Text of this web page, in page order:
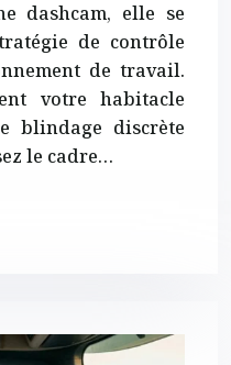
dashcam, elle se
de contrôle
de travail.
votre habitacle
blindage discrète
le cadre…